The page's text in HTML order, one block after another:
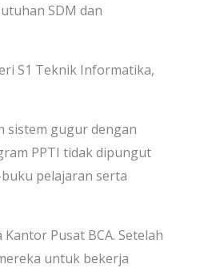
SDM dan
S1 Teknik Informatika,
sistem gugur dengan
PPTI tidak dipungut
pelajaran serta
Pusat BCA. Setelah
untuk bekerja